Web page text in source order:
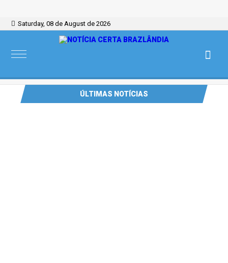
Saturday, 08 de August de 2026
ÚLTIMAS NOTÍCIAS